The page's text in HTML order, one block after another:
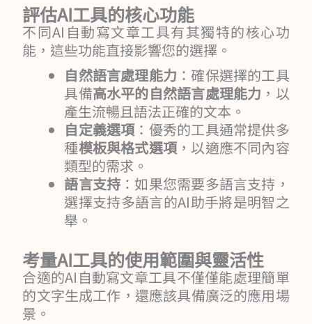
評估AI工具的核心功能
不同AI自動寫文章工具有其獨特的核心功
能，這些功能直接影響您的選擇。
自然語言處理能力 ：確保選擇的工具
具備高水平的自然語言處理能力 ，以
產生流暢且語法正確的文本。
自定義選項 ：優秀的工具通常提供多
種模板與格式選項 ，以適應不同內容
類型的需求。
語言支持 ：如果您需要多語言支持，
選擇支持多語言的AI助手將是明智之
舉。
考量AI工具的使用範圍與靈活性
合適的AI自動寫文章工具不僅僅能處理簡單
的文字生成工作，還應該具備廣泛的應用場
景。